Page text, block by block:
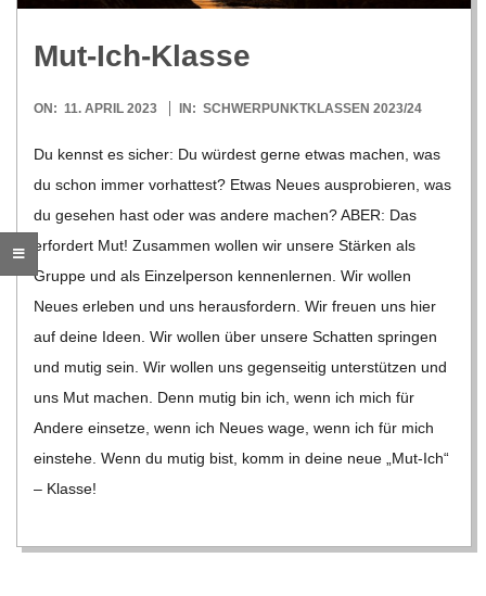
E
-
G
O
L
D
S
C
H
M
Mut-Ich-Klasse
2023-
ON: 11. APRIL 2023 IN: SCHWERPUNKTKLASSEN 2023/24
Du kennst es sicher: Du wür­dest gerne etwas machen, was
du schon immer vor­hat­test? Etwas Neues aus­pro­bie­ren, was
du gese­hen hast oder was andere machen? ABER: Das
erfor­dert Mut! Zusam­men wol­len wir unsere Stär­ken als
Gruppe und als Ein­zel­per­son ken­nen­ler­nen. Wir wol­len
Neues erle­ben und uns her­aus­for­dern. Wir freuen uns hier
auf deine Ideen. Wir wol­len über unsere Schat­ten sprin­gen
und mutig sein. Wir wol­len uns gegen­sei­tig unter­stüt­zen und
uns Mut machen. Denn mutig bin ich, wenn ich mich für
Andere ein­setze, wenn ich Neues wage, wenn ich für mich
ein­stehe. Wenn du mutig bist, komm in deine neue „Mut-Ich“
– Klasse!